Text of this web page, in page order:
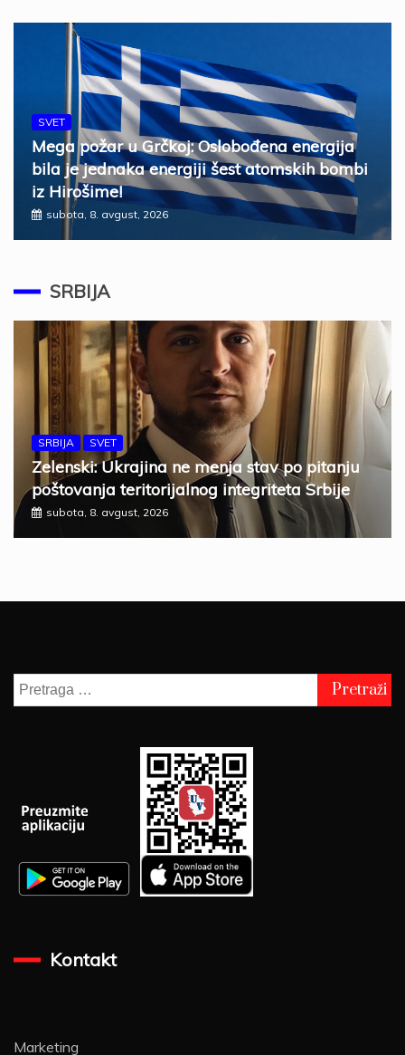
SVET
Mega požar u Grčkoj: Oslobođena energija
bila je jednaka energiji šest atomskih bombi
iz Hirošime!
subota, 8. avgust, 2026
SRBIJA
SRBIJA SVET
Zelenski: Ukrajina ne menja stav po pitanju
poštovanja teritorijalnog integriteta Srbije
subota, 8. avgust, 2026
Pretraga
za:
Kontakt
Marketing